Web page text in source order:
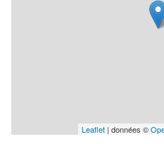
Leaflet | données ©